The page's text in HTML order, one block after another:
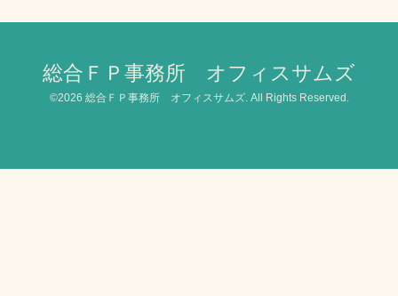
総合ＦＰ事務所 オフィスサムズ
©2026 総合ＦＰ事務所 オフィスサムズ. All Rights Reserved.